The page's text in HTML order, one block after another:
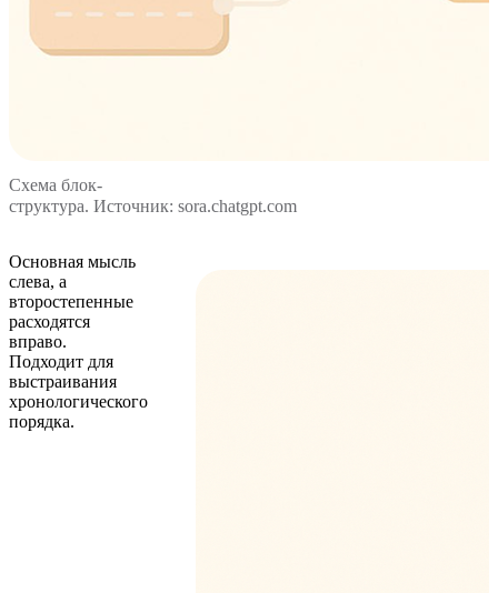
Схема блок-
структура. Источник: sora.chatgpt.com
Основная мысль
слева, а
второстепенные
расходятся
вправо.
Подходит для
выстраивания
хронологического
порядка.